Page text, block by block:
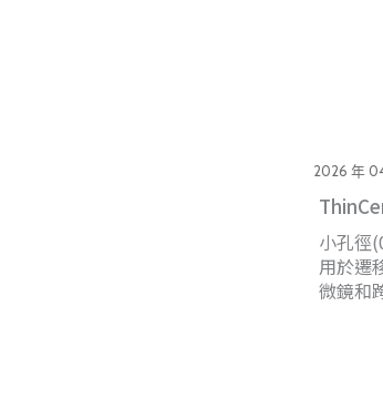
2026 年
小孔徑
用於遷
微鏡和